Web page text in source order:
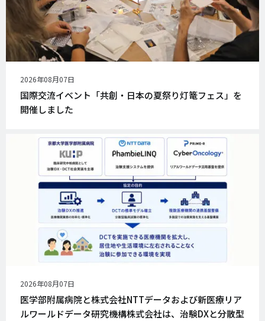
公
開
日
2026年08月07日
国際交流イベント「共創・日本の夏祭り灯篭フェス」を
開催しました
公
開
日
2026年08月07日
医学部附属病院と株式会社NTTデータおよび新医療リア
ルワールドデータ研究機構株式会社は、治験DXと分散型